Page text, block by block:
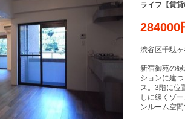
ライフ【賃
渋谷区千駄
新宿御苑の
ションに建
ス。3階に位
しに緩くゾ
ンルーム空